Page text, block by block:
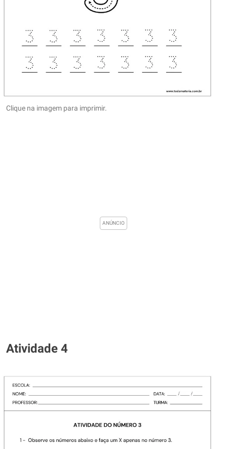
Clique na imagem para imprimir.
Atividade 4